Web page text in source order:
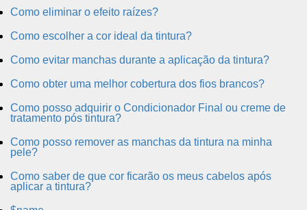
Como eliminar o efeito raízes?
Como escolher a cor ideal da tintura?
Como evitar manchas durante a aplicação da tintura?
Como obter uma melhor cobertura dos fios brancos?
Como posso adquirir o Condicionador Final ou creme de
tratamento pós tintura?
Como posso remover as manchas da tintura na minha
pele?
Como saber de que cor ficarão os meus cabelos após
aplicar a tintura?